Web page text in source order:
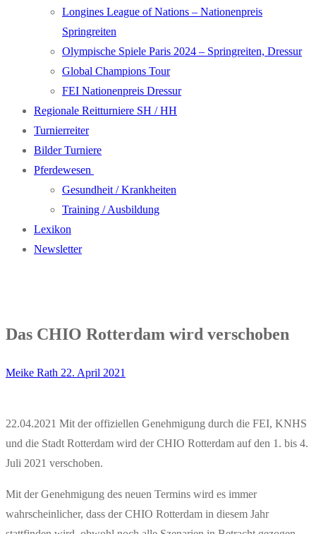
Longines League of Nations – Nationenpreis
Springreiten
Olympische Spiele Paris 2024 – Springreiten, Dressur
Global Champions Tour
FEI Nationenpreis Dressur
Regionale Reitturniere SH / HH
Turnierreiter
Bilder Turniere
Pferdewesen
Gesundheit / Krankheiten
Training / Ausbildung
Lexikon
Newsletter
Das CHIO Rotterdam wird verschoben
Meike Rath 22. April 2021
22.04.2021 Mit der offiziellen Genehmigung durch die FEI, KNHS
und die Stadt Rotterdam wird der CHIO Rotterdam auf den 1. bis 4.
Juli 2021 verschoben.
Mit der Genehmigung des neuen Termins wird es immer
wahrscheinlicher, dass der CHIO Rotterdam in diesem Jahr